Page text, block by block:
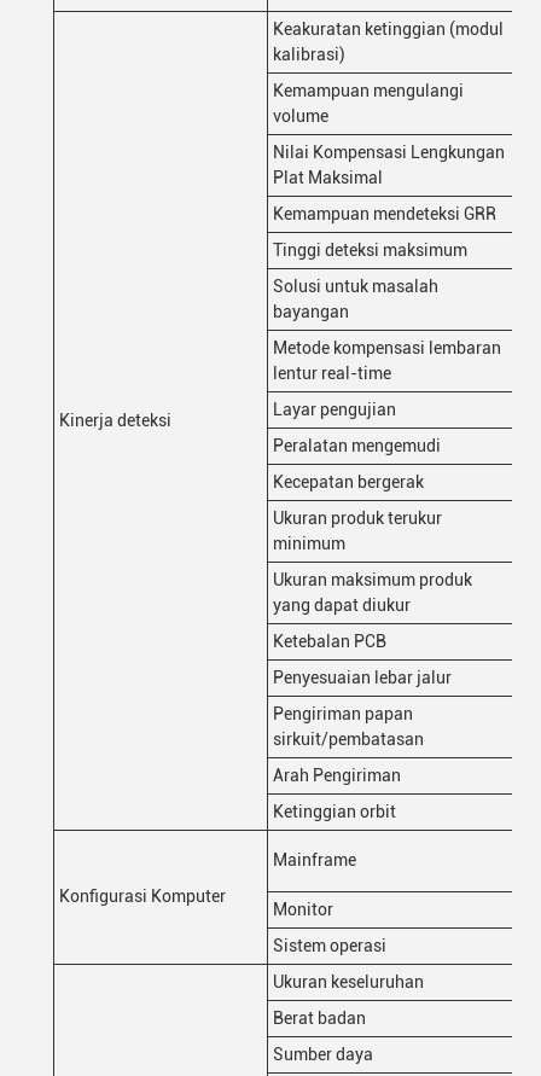
Kinerja deteksi
Keakuratan ketinggian (modul
kalibrasi)
Kemampuan mengulangi
volume
Nilai Kompensasi Lengkungan
Plat Maksimal
Kemampuan mendeteksi GRR
Tinggi deteksi maksimum
Solusi untuk masalah
bayangan
Metode kompensasi lembaran
lentur real-time
Layar pengujian
Peralatan mengemudi
Kecepatan bergerak
Ukuran produk terukur
minimum
Ukuran maksimum produk
yang dapat diukur
Ketebalan PCB
Penyesuaian lebar jalur
Pengiriman papan
sirkuit/pembatasan
Arah Pengiriman
Ketinggian orbit
Konfigurasi Komputer
Mainframe
Monitor
Sistem operasi
Ukuran keseluruhan
Berat badan
Sumber daya